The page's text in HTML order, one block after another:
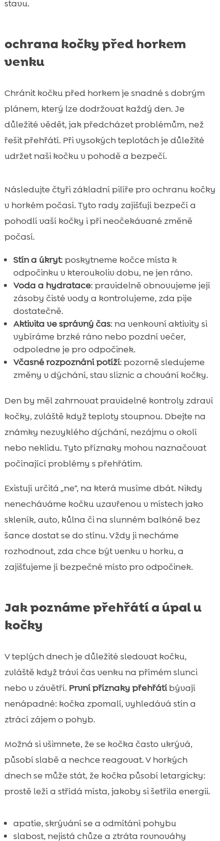
stavu.
ochrana kočky před horkem
venku
Chránit kočku před horkem je snadné s dobrým
plánem, který lze dodržovat každý den. Je
důležité vědět, jak předcházet problémům, než
řešit přehřátí. Při vysokých teplotách je důležité
udržet naši kočku v pohodě a bezpečí.
Následujte čtyři základní pilíře pro ochranu kočky
v horkém počasí. Tyto rady zajišťují bezpečí a
pohodlí vaší kočky i při neočekávané změně
počasí.
Stín a úkryt: poskytneme kočce místa k
odpočinku v kteroukoliv dobu, ne jen ráno.
Voda a hydratace: pravidelně obnovujeme její
zásoby čisté vody a kontrolujeme, zda pije
dostatečně.
Aktivita ve správný čas: na venkovní aktivity si
vybíráme brzké ráno nebo pozdní večer,
odpoledne je pro odpočinek.
Včasné rozpoznání potíží: pozorně sledujeme
změny v dýchání, stav sliznic a chování kočky.
Den by měl zahrnovat pravidelné kontroly zdraví
kočky, zvláště když teploty stoupnou. Dbejte na
známky nezvyklého dýchání, nezájmu o okolí
nebo neklidu. Tyto příznaky mohou naznačovat
počínající problémy s přehřátím.
Existují určitá „ne“, na která musíme dbát. Nikdy
nenecháváme kočku uzavřenou v místech jako
skleník, auto, kůlna či na slunném balkóně bez
šance dostat se do stínu. Vždy ji necháme
rozhodnout, zda chce být venku v horku, a
zajišťujeme jí bezpečné místo pro odpočinek.
Jak poznáme přehřátí a úpal u
kočky
V teplých dnech je důležité sledovat kočku,
zvláště když tráví čas venku na přímém slunci
nebo v závětří. První příznaky přehřátíbývají
nenápadné: kočka zpomalí, vyhledává stín a
ztrácí zájem o pohyb.
Možná si všimnete, že se kočka často ukrývá,
působí slabě a nechce reagovat. V horkých
dnech se může stát, že kočka působí letargicky:
prostě leží a střídá místa, jakoby si šetřila energii.
apatie, skrývání se a odmítání pohybu
slabost, nejistá chůze a ztráta rovnováhy